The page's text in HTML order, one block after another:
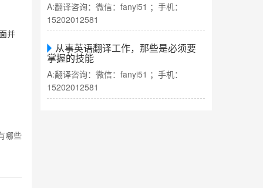
并
哪些
A:翻译咨询：微信：fanyi51 ；手机：
15202012581
从事英语翻译工作，那些是必须要
掌握的技能
A:翻译咨询：微信：fanyi51 ；手机：
15202012581